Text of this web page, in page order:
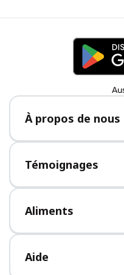
À propos de nous
À propos de nous
Postes
Presse
Témoignages
Tous les témoignages
Aliments
Tous les aliments
Aide